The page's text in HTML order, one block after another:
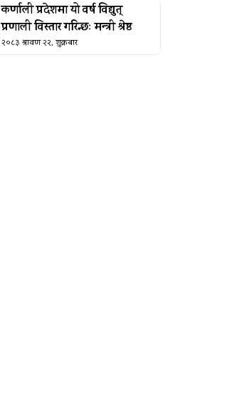
कर्णाली प्रदेशमा यो वर्ष विद्युत्
प्रणाली विस्तार गरिन्छः मन्त्री श्रेष्ठ
२०८३ श्रावण २२, शुक्रबार